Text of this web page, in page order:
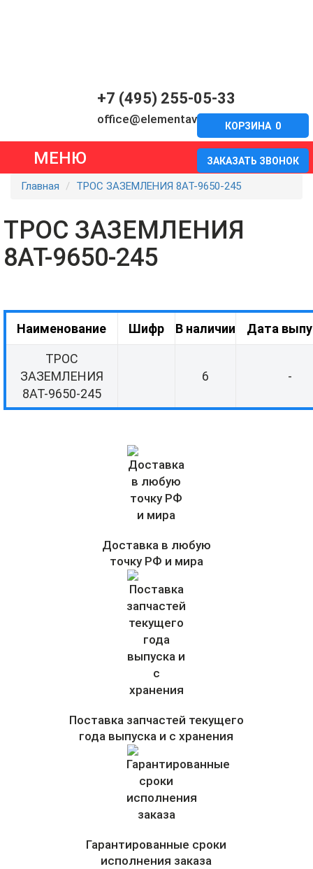
+7 (495) 255-05-33
office@elementavia.ru
ЗАКАЗАТЬ ЗВОНОК
КОРЗИНА 0
МЕНЮ
Главная ТРОС ЗАЗЕМЛЕНИЯ 8АТ-9650-245
ТРОС ЗАЗЕМЛЕНИЯ
8АТ-9650-245
Наименование Шифр В наличии Дата
ТРОС
ЗАЗЕМЛЕНИЯ
8АТ-9650-245
6 -
Доставка в любую
точку РФ и мира
Поставка запчастей текущего
года выпуска и с хранения
Гарантированные сроки
исполнения заказа